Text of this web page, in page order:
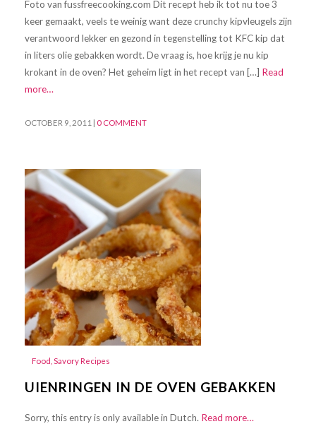
Foto van fussfreecooking.com Dit recept heb ik tot nu toe 3
keer gemaakt, veels te weinig want deze crunchy kipvleugels zijn
verantwoord lekker en gezond in tegenstelling tot KFC kip dat
in liters olie gebakken wordt. De vraag is, hoe krijg je nu kip
krokant in de oven? Het geheim ligt in het recept van […] Read
more…
OCTOBER 9, 2011 | 0 COMMENT
Food Savory Recipes
UIENRINGEN IN DE OVEN GEBAKKEN
Sorry, this entry is only available in Dutch. Read more…